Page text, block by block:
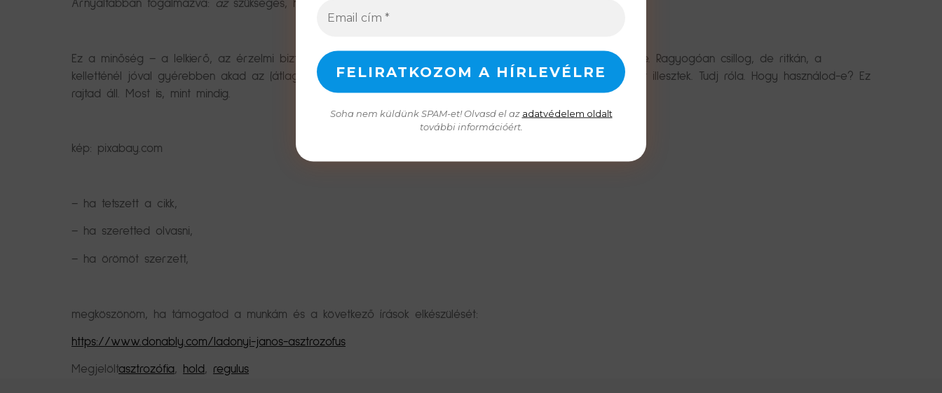
Árnyaltabban fogalmazva:
azszükséges, hogy tudj róla. Tudj róla és élj vele.
Ez a minőség – a lelkierő, az érzelmi biztonság – jelen világunk egyik keresett-vágyott érzelmi nemesféme. Ragyogóan csillog, de ritkán, a
kelletténél jóval gyérebben akad az (átlag)ember útjába. Ezért gondoltam, hogy a kurázsi-telérhez lámpást illesztek. Tudj róla. Hogy használod-e? Ez
rajtad áll. Most is, mint mindig.
kép: pixabay.com
– ha tetszett a cikk,
– ha szeretted olvasni,
– ha örömöt szerzett,
megköszönöm, ha támogatod a munkám és a következő írások elkészülését:
https://www.donably.com/ladonyi-janos-asztrozofus
Soha nem küldünk SPAM-et! Olvasd el az adatvédelem oldalt
további információért.
Megjelöltasztrozófia, hold, regulus